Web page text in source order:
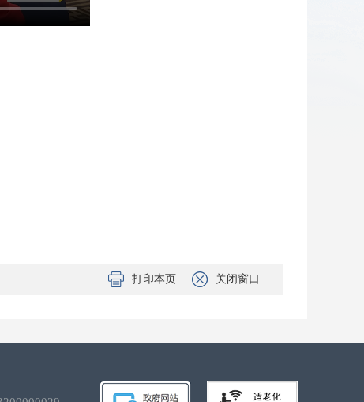
打印本页 关闭窗口